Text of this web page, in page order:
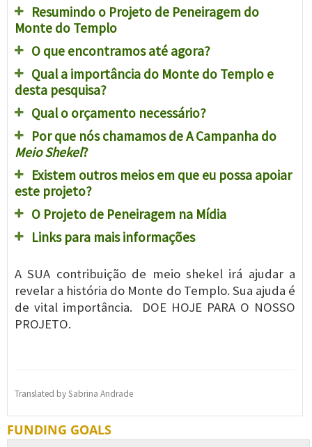
Resumindo o Projeto de Peneiragem do
Monte do Templo
O que encontramos até agora?
Qual a importância do Monte do Templo e
desta pesquisa?
Qual o orçamento necessário?
Por que nós chamamos de A Campanha do
Meio Shekel?
Existem outros meios em que eu possa apoiar
este projeto?
O Projeto de Peneiragem na Mídia
Links para mais informações
A SUA contribuição de meio shekel irá ajudar a
revelar a história do Monte do Templo. Sua ajuda é
de vital importância. DOE HOJE PARA O NOSSO
PROJETO.
Translated by Sabrina Andrade
FUNDING GOALS